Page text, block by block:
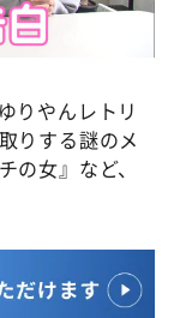
りやんレトリ
りする謎のメ
女』など、